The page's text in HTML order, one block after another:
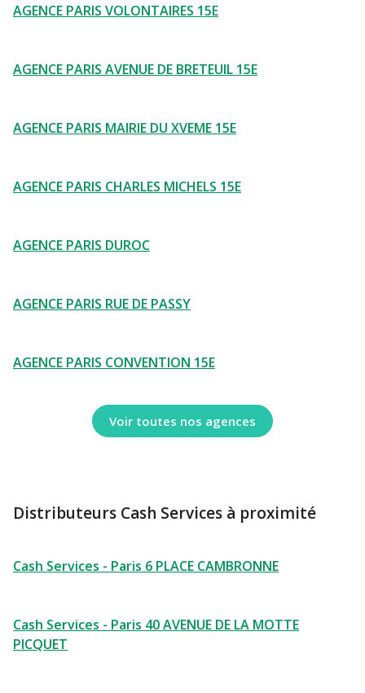
AGENCE PARIS VOLONTAIRES 15E
AGENCE PARIS AVENUE DE BRETEUIL 15E
AGENCE PARIS MAIRIE DU XVEME 15E
AGENCE PARIS CHARLES MICHELS 15E
AGENCE PARIS DUROC
AGENCE PARIS RUE DE PASSY
AGENCE PARIS CONVENTION 15E
Voir toutes nos agences
Distributeurs Cash Services à proximité
Cash Services - Paris 6 PLACE CAMBRONNE
Cash Services - Paris 40 AVENUE DE LA MOTTE
PICQUET